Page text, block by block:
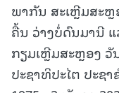
ພາກັນ ສະເຫຼີມສະຫຼ
ຄື້ນ ວ່າງບໍ່ດົນມານີ
ກຽມເຫຼີມສະຫຼອງ ວັ
ປະຊາທິປະໄຕ ປະຊ